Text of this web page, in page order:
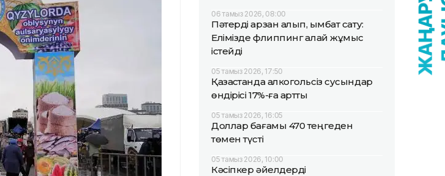
06 тамыз 2026, 08:00
Пәтерді арзан алып, қымбат сату:
Елімізде флиппинг қалай жұмыс
істейді
05 тамыз 2026, 17:50
Қазақстанда алкогольсіз сусындар
өндірісі 17%-ға артты
05 тамыз 2026, 16:05
Доллар бағамы 470 теңгеден
төмен түсті
05 тамыз 2026, 10:00
Кәсіпкер әйелдерді